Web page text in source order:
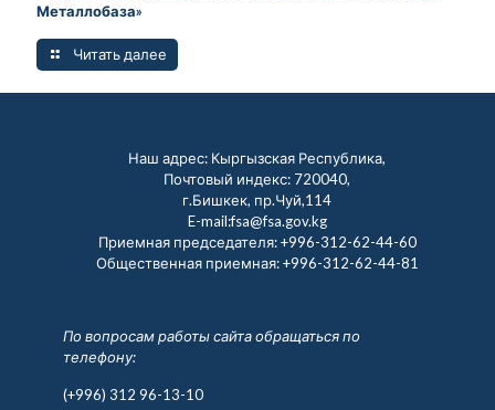
Металлобаза»
Читать далее
Наш адрес: Кыргызская Республика,
Почтовый индекс: 720040,
г.Бишкек, пр.Чуй,114
E-mail:fsa@fsa.gov.kg
Приемная председателя:+996-312-62-44-60
Общественная приемная:+996-312-62-44-81
По вопросам работы сайта обращаться по
телефону:
(+996) 312 96-13-10